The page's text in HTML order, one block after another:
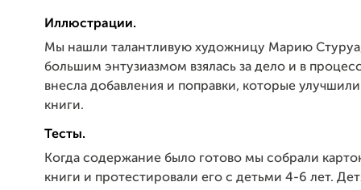
Иллюстрации.
Мы нашли талантливую художницу Марию
большим энтузиазмом взялась за дело и в
внесла добавления и поправки, которые
книги.
Тесты.
Когда содержание было готово мы собрали
книги и протестировали его с детьми 4-6 лет.